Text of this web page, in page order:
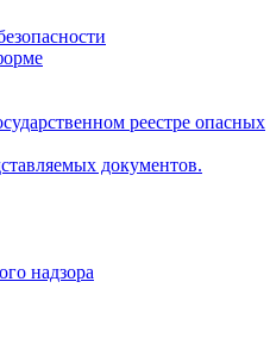
реестре опасных
документов.
надзора